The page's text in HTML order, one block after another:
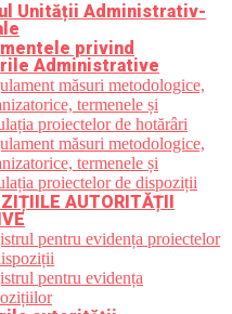
Unității Administrativ-
privind
Administrative
măsuri metodologice,
termenele și
proiectelor de hotărâri
măsuri metodologice,
termenele și
proiectelor de dispoziții
AUTORITĂȚII
pentru evidența proiectelor
pentru evidența